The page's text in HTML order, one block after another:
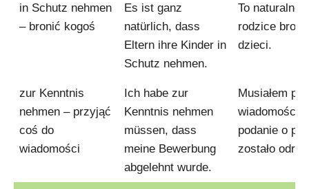
in Schutz nehmen
– bronić kogoś
Es ist ganz
natürlich, dass
Eltern ihre Kinder in
Schutz nehmen.
To naturalne,
rodzice
dzieci.
zur Kenntnis
nehmen – przyjąć
coś do
wiadomości
Ich habe zur
Kenntnis nehmen
müssen, dass
meine Bewerbung
abgelehnt wurde.
Musiałem
wiadomości,
podanie o
zostało